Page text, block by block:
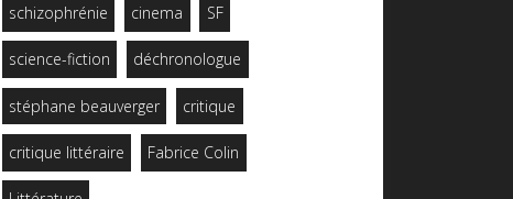
schizophrénie cinema SF
science-fiction déchronologue
stéphane beauverger critique
critique littéraire Fabrice Colin